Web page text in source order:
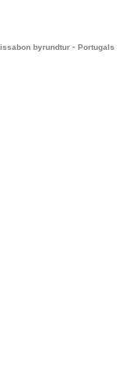
byrundtur - Portugals